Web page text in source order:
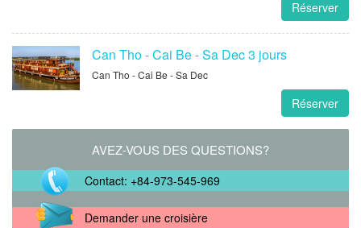
Réserver
Can Tho - Cai Be - Sa Dec 3 jours
Can Tho - Cai Be - Sa Dec
Réserver
AVEZ-VOUS DES QUESTIONS?
Contact: +84-973-545-969
Demander une croisière